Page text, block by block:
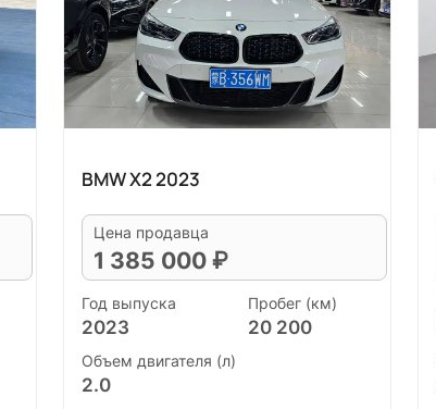
BMW X2 2023
Цена продавца
1 385 000 ₽
Год выпуска
2023
Пробег (км)
20 200
Объем двигателя (л)
2.0